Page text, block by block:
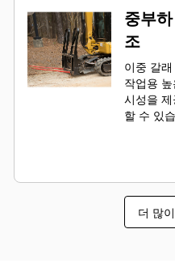
중부
조
이중 갈
작업용
시성을
할 수 있
더 많